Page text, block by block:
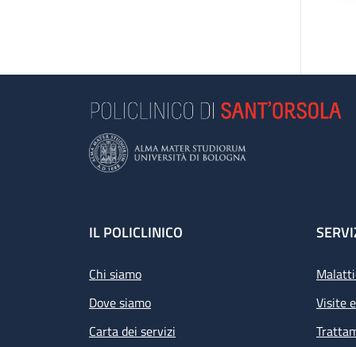
Footer
IL POLICLINICO
Chi siamo
Dove siamo
Carta dei servizi
Visite